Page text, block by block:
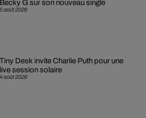
5 août 2026
Becky G sur son nouveau single
4 août 2026
Tiny Desk invite Charlie Puth pour une
live session solaire